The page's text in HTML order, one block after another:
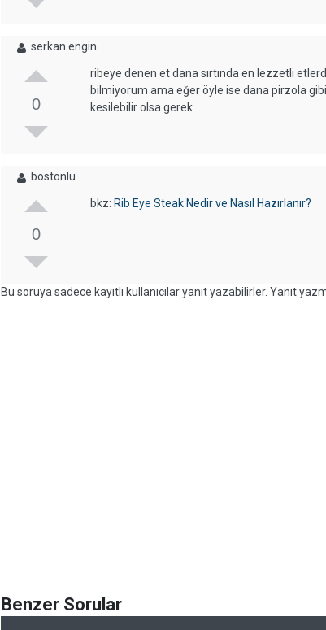
serkan engin
0
ribeye denen et dana sırtında en lezzetli
bilmiyorum ama eğer öyle ise dana pirzola
kesilebilir olsa gerek
bostonlu
0
bkz: Rib Eye Steak Nedir ve Nasıl Hazırlanır?
Bu soruya sadece kayıtlı kullanıcılar yanıt yazabilirler. Yanıt
Benzer Sorular